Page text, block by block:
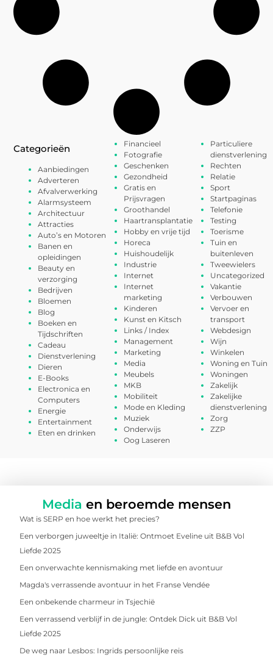
Categorieën
Aanbiedingen
Adverteren
Afvalverwerking
Alarmsysteem
Architectuur
Attracties
Auto’s en Motoren
Banen en
opleidingen
Beauty en
verzorging
Bedrijven
Bloemen
Blog
Boeken en
Tijdschriften
Cadeau
Dienstverlening
Dieren
E-Books
Electronica en
Computers
Energie
Entertainment
Eten en drinken
Financieel
Fotografie
Geschenken
Gezondheid
Gratis en
Prijsvragen
Groothandel
Haartransplantatie
Hobby en vrije tijd
Horeca
Huishoudelijk
Industrie
Internet
Internet
marketing
Kinderen
Kunst en Kitsch
Links / Index
Management
Marketing
Media
Meubels
MKB
Mobiliteit
Mode en Kleding
Muziek
Onderwijs
Oog Laseren
Particuliere
dienstverlening
Rechten
Relatie
Sport
Startpaginas
Telefonie
Testing
Toerisme
Tuin en
buitenleven
Tweewielers
Uncategorized
Vakantie
Verbouwen
Vervoer en
transport
Webdesign
Wijn
Winkelen
Woning en Tuin
Woningen
Zakelijk
Zakelijke
dienstverlening
Zorg
ZZP
Media en beroemde mensen
Wat is SERP en hoe werkt het precies?
Een verborgen juweeltje in Italië: Ontmoet Eveline uit B&B Vol
Liefde 2025
Een onverwachte kennismaking met liefde en avontuur
Magda's verrassende avontuur in het Franse Vendée
Een onbekende charmeur in Tsjechië
Een verrassend verblijf in de jungle: Ontdek Dick uit B&B Vol
Liefde 2025
De weg naar Lesbos: Ingrids persoonlijke reis